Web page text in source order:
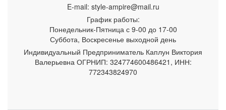
E-mail: style-ampire@mail.ru
График работы:
Понедельник-Пятницас 9-00 до 17-00
Суббота, Воскресенье выходной день
Индивидуальный Предприниматель Каплун Виктория
Валерьевна ОГРНИП: 324774600486421, ИНН:
772343824970